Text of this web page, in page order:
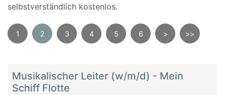
selbstverständlich kostenlos.
1 2 3 4 5 6 > >>
Musikalischer Leiter (w/m/d) - Mein
Schiff Flotte